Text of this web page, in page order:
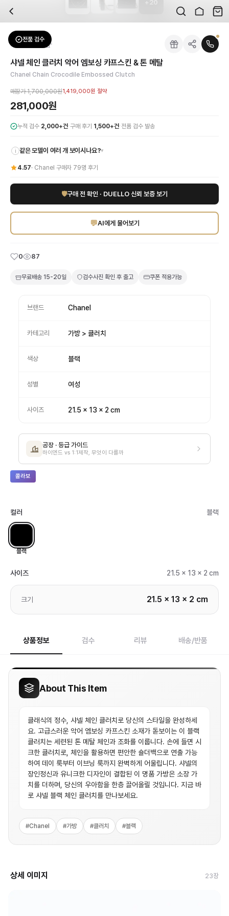
배송은 얼마나 걸리나요?
검수는 어떻게 진행되나요? 검수 사진을 받을 수 있나요?
전문 스태프가 실물 상품을 직접 확인한 후 검수 사진을 제공합니다. 가죽 재질,
교환이나 반품이 가능한가요?
수령 후 7일 이내 신청하시면 상품 하자, 사이즈 불일치, 고객 변심 모두 교환·반
네, 쿠폰과 적립금을 결제 시 함께 사용하실 수 있습니다. 적립금은 1,000원 이상
브랜드:
성별:여성
색상:블랙
가격:281,000 원
클래식의 정수, 샤넬 체인 클러치로 당신의 스타일을 완성하세요. 고급스러운 악
20
전품 검수
Chanel 클러치
샤넬 체인 클러치 악어 엠보싱 카프스킨 & 톤 메탈
Chanel Chain Crocodile Embossed Clutch
매장가1,700,000원1,419,000원 절약
281,000원
누적 검수 2,000+건·구매 후기 1,500+건· 전품 검수 발송
i 같은 모델이 여러 개 보이시나요?▾
4.57· Chanel 구매자 79명 후기
🛡구매 전 확인 · DUELLO 신뢰 보증 보기
💬AI에게 물어보기
0 87
무료배송 15-20일 검수사진 확인 후 출고 쿠폰 적용가능
브랜드 Chanel
카테고리 가방 > 클러치
색상 블랙
성별 여성
사이즈 21.5 x 13 x 2 cm
공장 · 등급 가이드
하이엔드 vs 1:1제작, 무엇이 다를까
콜라보
컬러 블랙
블랙
사이즈 21.5 x 13 x 2 cm
크기 21.5 x 13 x 2 cm
상품정보 검수 리뷰 배송/반품
About This Item
클래식의 정수, 샤넬 체인 클러치로 당신의 스타일을 완성하세
요. 고급스러운 악어 엠보싱 카프스킨 소재가 돋보이는 이 블랙
클러치는 세련된 톤 메탈 체인과 조화를 이룹니다. 손에 들면 시
크한 클러치로, 체인을 활용하면 편안한 숄더백으로 연출 가능
하여 데이 룩부터 이브닝 룩까지 완벽하게 어울립니다. 샤넬의
장인정신과 유니크한 디자인이 결합된 이 명품 가방은 소장 가
치를 더하며, 당신의 우아함을 한층 끌어올릴 것입니다. 지금 바
로 샤넬 블랙 체인 클러치를 만나보세요.
#Chanel #가방 #클러치 #블랙
상세 이미지 23장